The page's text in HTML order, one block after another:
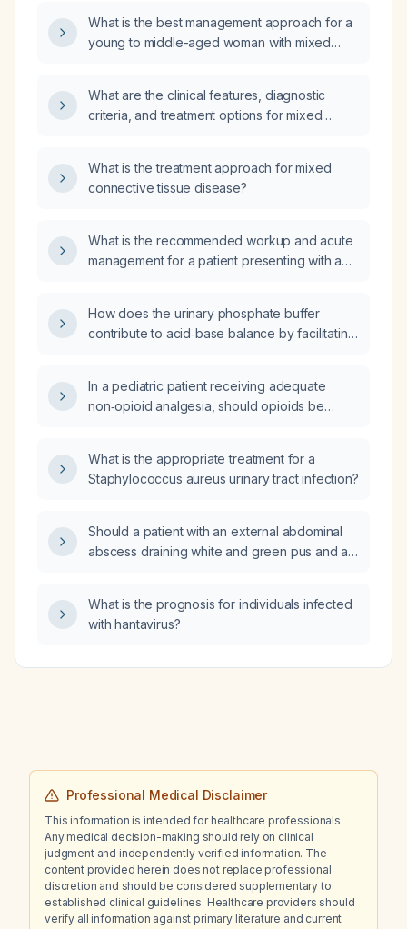
What is the best management approach for a
young to middle-aged woman with mixed
What are the clinical features, diagnostic
criteria, and treatment options for mixed
What is the treatment approach for mixed
connective tissue disease?
What is the recommended workup and acute
management for a patient presenting with a
How does the urinary phosphate buffer
contribute to acid‑base balance by facilitating
that returns to the bloodstream?
In a pediatric patient receiving adequate
non‑opioid analgesia, should opioids be
What is the appropriate treatment for a
Staphylococcus aureus urinary tract infection?
Should a patient with an external abdominal
abscess draining white and green pus and a
What is the prognosis for individuals infected
with hantavirus?
Professional Medical Disclaimer
This information is intended for healthcare professionals.
Any medical decision-making should rely on clinical
judgment and independently verified information. The
content provided herein does not replace professional
discretion and should be considered supplementary to
established clinical guidelines. Healthcare providers should
verify all information against primary literature and current